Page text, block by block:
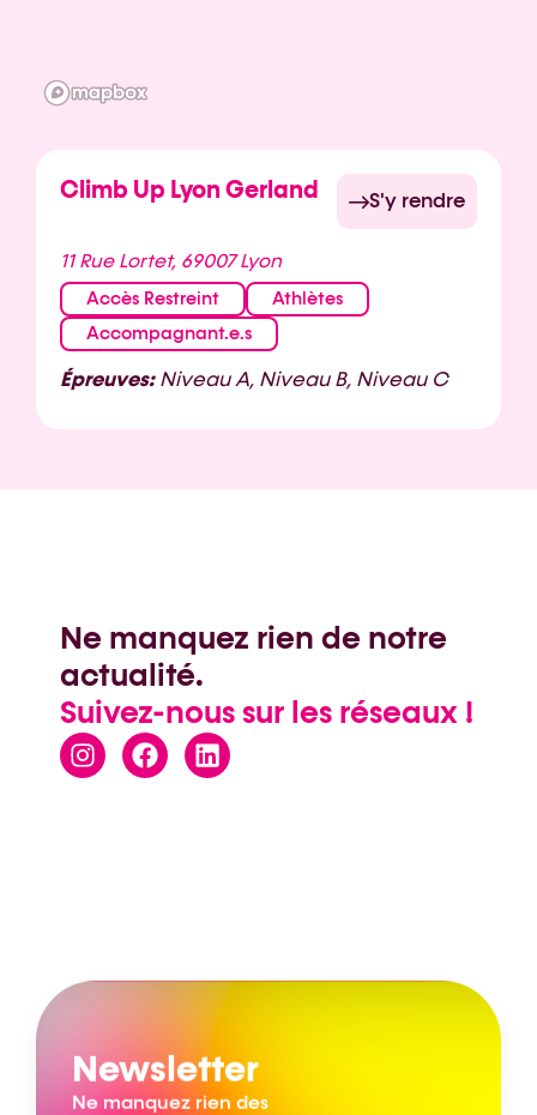
Climb Up Lyon Gerland S'y rendre
11 Rue Lortet, 69007 Lyon
Accès Restreint
Athlètes
Accompagnant.e.s
Épreuves:Niveau A, Niveau B, Niveau C
Ne manquez rien de notre
actualité.
Suivez-nous sur les réseaux !
Newsletter
Ne manquez rien des